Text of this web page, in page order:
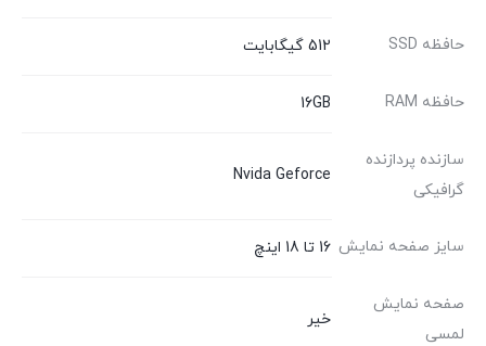
حافظه SSD 512 گیگابایت
حافظه RAM 16GB
سازنده پردازنده
گرافیکی
Nvida Geforce
سایز صفحه نمایش 16 تا 18 اینچ
صفحه نمایش
لمسی
خیر